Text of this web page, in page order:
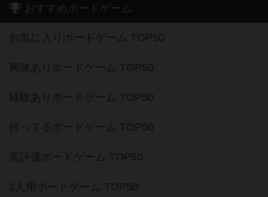
おすすめボードゲーム
お気に入りボードゲーム TOP50
興味ありボードゲーム TOP50
経験ありボードゲーム TOP50
持ってるボードゲーム TOP50
高評価ボードゲーム TOP50
2人用ボードゲーム TOP50